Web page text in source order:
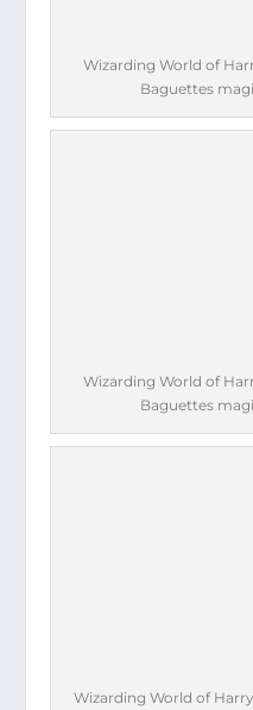
Wizarding World of
Baguettes
Wizarding World of
Baguettes
Wizarding World of